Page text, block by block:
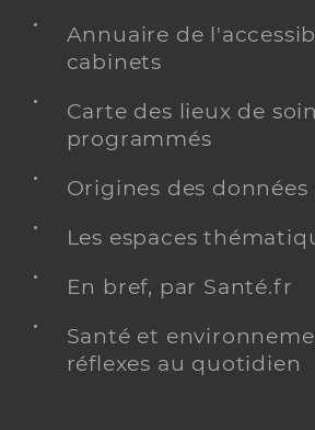
Annuaire de
cabinets
Carte des lieux de
programmés
Origines des
Les espaces
En bref, par Santé.fr
Santé et
réflexes au quotidien